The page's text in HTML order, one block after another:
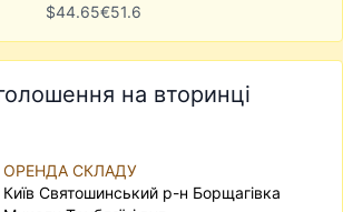
$44.65€51.6
на вторинці
ОРЕНДА СКЛАДУ
Київ Святошинський р-н Борщагівка